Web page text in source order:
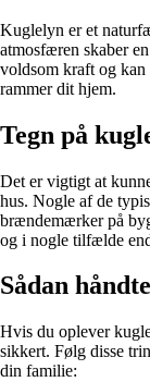
Kuglelyn er et
atmosfæren skaber
voldsom kraft og
rammer dit hjem.
Tegn på
Det er vigtigt at
hus. Nogle af de
brændemærker på
og i nogle tilfælde
Sådan
Hvis du oplever
sikkert. Følg disse
din familie: